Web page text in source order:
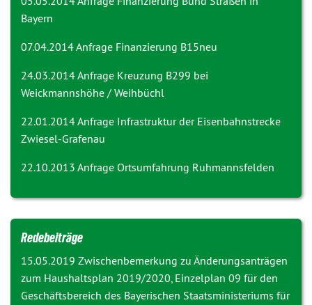
Bayern
07.04.2014 Anfrage Finanzierung B15neu
24.03.2014 Anfrage Kreuzung B299 bei
Weickmannshöhe / Weihbüchl
22.01.2014 Anfrage Infrastruktur der Eisenbahnstrecke
Zwiesel-Grafenau
22.10.2013 Anfrage Ortsumfahrung Ruhmannsfelden
Redebeiträge
15.05.2019 Zwischenbemerkung zu Änderungsanträgen
zum Haushaltsplan 2019/2020, Einzelplan 09 für den
Geschäftsbereich des Bayerischen Staatsministeriums für